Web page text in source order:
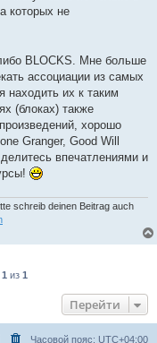
которых не
BLOCKS. Мне больше
ассоциации из самых
находить их к таким
(блоках) также
хорошо
Granger, Good Will
впечатлениями и
schreib deinen Beitrag auch
1 из 1
Перейти
Часовой пояс: UTC+04:00